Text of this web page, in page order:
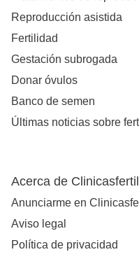
Reproducción asistida
Fertilidad
Gestación subrogada
Donar óvulos
Banco de semen
Últimas noticias sobre
Acerca de
Anunciarme en
Aviso legal
Política de privacidad